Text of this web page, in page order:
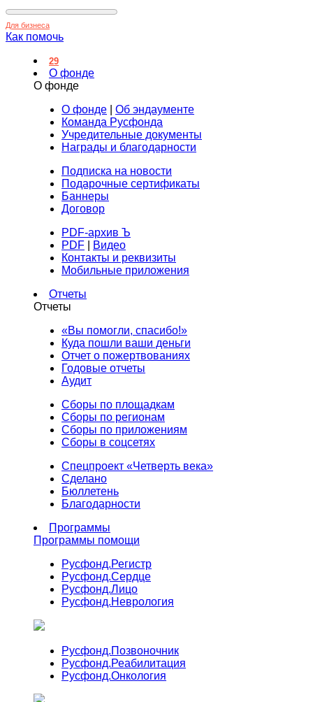
Для бизнеса
Как помочь
29
О фонде
О фонде
О фонде
Об эндаументе
Команда Русфонда
Учредительные документы
Награды и благодарности
Подписка на новости
Подарочные сертификаты
Баннеры
Договор
PDF-архив Ъ
PDF
Видео
Контакты и реквизиты
Мобильные приложения
Отчеты
Отчеты
«Вы помогли, спасибо!»
Куда пошли ваши деньги
Отчет о пожертвованиях
Годовые отчеты
Аудит
Сборы по площадкам
Сборы по регионам
Сборы по приложениям
Сборы в соцсетях
Спецпроект «Четверть века»
Сделано
Бюллетень
Благодарности
Программы
Программы помощи
Русфонд.Регистр
Русфонд.Сердце
Русфонд.Лицо
Русфонд.Неврология
Русфонд.Позвоночник
Русфонд.Реабилитация
Русфонд.Онкология